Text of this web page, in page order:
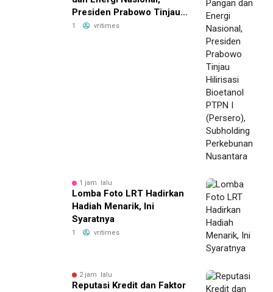
Presiden Prabowo Tinjau
Hilirisasi Bioetanol PTPN I
1 vritimes
1 jam lalu
Lomba Foto LRT Hadirkan
Hadiah Menarik, Ini
Syaratnya
1 vritimes
2 jam lalu
Reputasi Kredit dan Faktor